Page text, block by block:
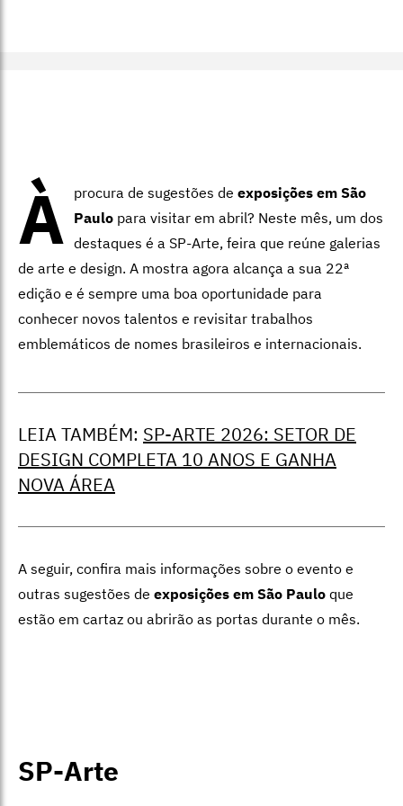
À procura de sugestões de exposições em São
Paulo para visitar em abril? Neste mês, um dos
destaques é a SP-Arte, feira que reúne galerias
de arte e design. A mostra agora alcança a sua 22ª
edição e é sempre uma boa oportunidade para
conhecer novos talentos e revisitar trabalhos
emblemáticos de nomes brasileiros e internacionais.
LEIA TAMBÉM: SP-ARTE 2026: SETOR DE
DESIGN COMPLETA 10 ANOS E GANHA
NOVA ÁREA
A seguir, confira mais informações sobre o evento e
outras sugestões de exposições em São Paulo que
estão em cartaz ou abrirão as portas durante o mês.
SP-Arte